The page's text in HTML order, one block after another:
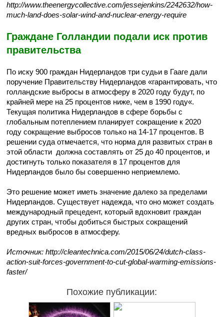
http://www.theenergycollective.com/jessejenkins/2242632/how-
much-land-does-solar-wind-and-nuclear-energy-require
Граждане Голландии подали иск против
правительства
По иску 900 граждан Нидерландов три судьи в Гааге дали
поручение Правительству Нидерландов «гарантировать, что
голландские выбросы в атмосферу в 2020 году будут, по
крайней мере на 25 процентов ниже, чем в 1990 году«.
Текущая политика Нидерландов в сфереборьбы с
глобальным потеплением планируетсокращение к 2020
году сокращение выбросов только на 14-17 процентов. В
решении суда отмечается, что норма для развитых стран в
этой области должна составлятьот 25 до 40 процентов, и
достигнуть только показателя в 17 процентов для
Нидерландов было бы совершенно неприемлемо.
Это решение может иметь значение далеко за пределами
Нидерландов. Существует надежда, что оно может создать
международный прецедент, который вдохновит граждан
других стран, чтобы добитьсябыстрых сокращений
вредных выбросов в атмосферу.
Источник: http://cleantechnica.com/2015/06/24/dutch-class-
action-suit-forces-government-to-cut-global-warming-emissions-
faster/
Похожие публикации: